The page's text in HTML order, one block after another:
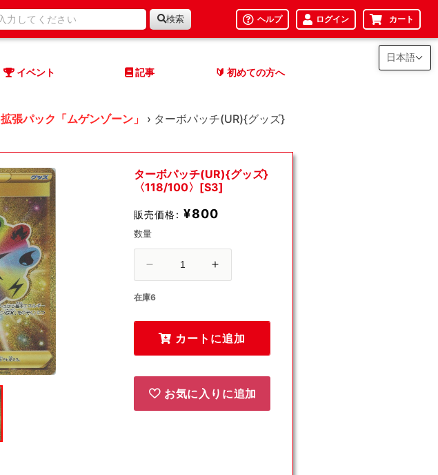
検索 ヘルプ ログイン カート
イベント 記事 🔰 初めての方へ
拡張パック「ムゲンゾーン」 › ターボパッチ(UR){グッズ}
ターボパッチ(UR){グッズ}
〈118/100〉[S3]
販売価格: ¥800
数量
ボ
パ
ッ
チ
{グ
ッ
タ
パ
ッ
チ
{グ
ッ
在庫6
カートに追加
お気に入りに追加
日本語